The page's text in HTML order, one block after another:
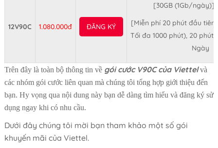
12V90C 1.080.000đ ĐĂNG KÝ
[30GB (1Gb/ngày)]
[Miễn phí 20 phút đầu
Tối đa 1000 phút), 20
Ngày
Trên đây là toàn bộ thông tin về gói cước V90C của Viettelvà
các nhóm gói cước liên quan mà chúng tôi tổng hợp giới thiệu đến
bạn. Hy vọng qua nội dung này bạn dễ dàng tìm hiểu và đăng ký sử
dụng ngay khi có nhu cầu.
Dưới đây chúng tôi mời bạn tham khảo một số gói
khuyến mãi của Viettel.